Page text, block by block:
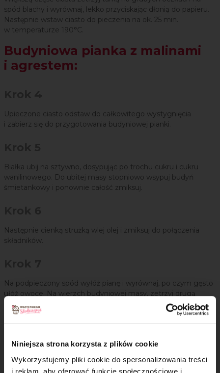
Niniejsza strona korzysta z plików cookie
Wykorzystujemy pliki cookie do spersonalizowania treści
i reklam, aby oferować funkcje społecznościowe i
spód blachy i wyrównaj, lekko przyciskając dłonią do papieru.
Następnie wstaw ciasto do pieczenia na ok. 25 min.
w temperaturze 190°C.
Budyniowa pianka z malinami
i agrestem:
Upieczone ciasto odstaw do całkowitego wystygnięcia
i zabierz się do przygotowania budyniowej pianki.
Białka ubij na sztywno, dosypując po trochu cukru i cukru
wanilinowego. Do ubitej masy stopniowo wsypuj budyń
śmietankowy i ponownie całość zmiksuj.
Następnie cienką strużką wlej olej i zmiksuj do połączenia
składników.
Na podpieczony spód wyłóż pianę i wyrównaj, po czym gęsto
ułóż owoce. Na wierzch budyniowej masy, zetrzyj drugą
część ciasta, wstaw do piekarnika na ok. 40 minut i piecz
w temperaturze 190°C.